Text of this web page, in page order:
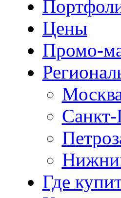
Цены
Промо-
Санкт-
Где